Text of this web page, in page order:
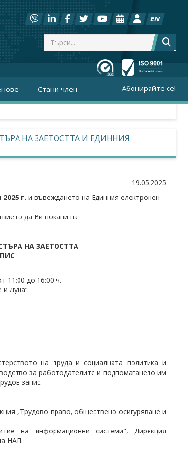
EN
Стани член Абонирайте се!
НА ЗАЕТОСТТА И ЕДИННИЯ
19.05.2025
г. и въвеждането на Единния електронен
да Ви покани на
НА ЗАЕТОСТТА
11:00 до 16:00 ч.
и Луна“
на труда и социалната политика и
за работодателите и подпомагането им
запис.
„Трудово право, обществено осигуряване и
на информационни системи", Дирекция
НАП.